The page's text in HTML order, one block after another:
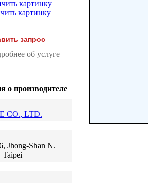
картинку
запрос
об услуге
о производителе
CO., LTD.
Jhong-Shan N.
Taipei